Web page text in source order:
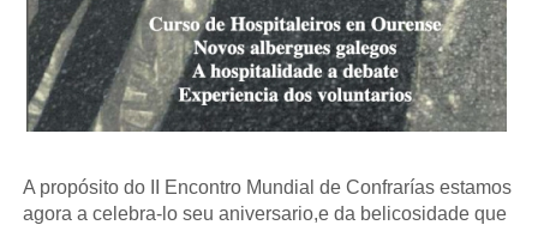
A propósito do II Encontro Mundial de Confrarías estamos
agora a celebra-lo seu aniversario,e da belicosidade que